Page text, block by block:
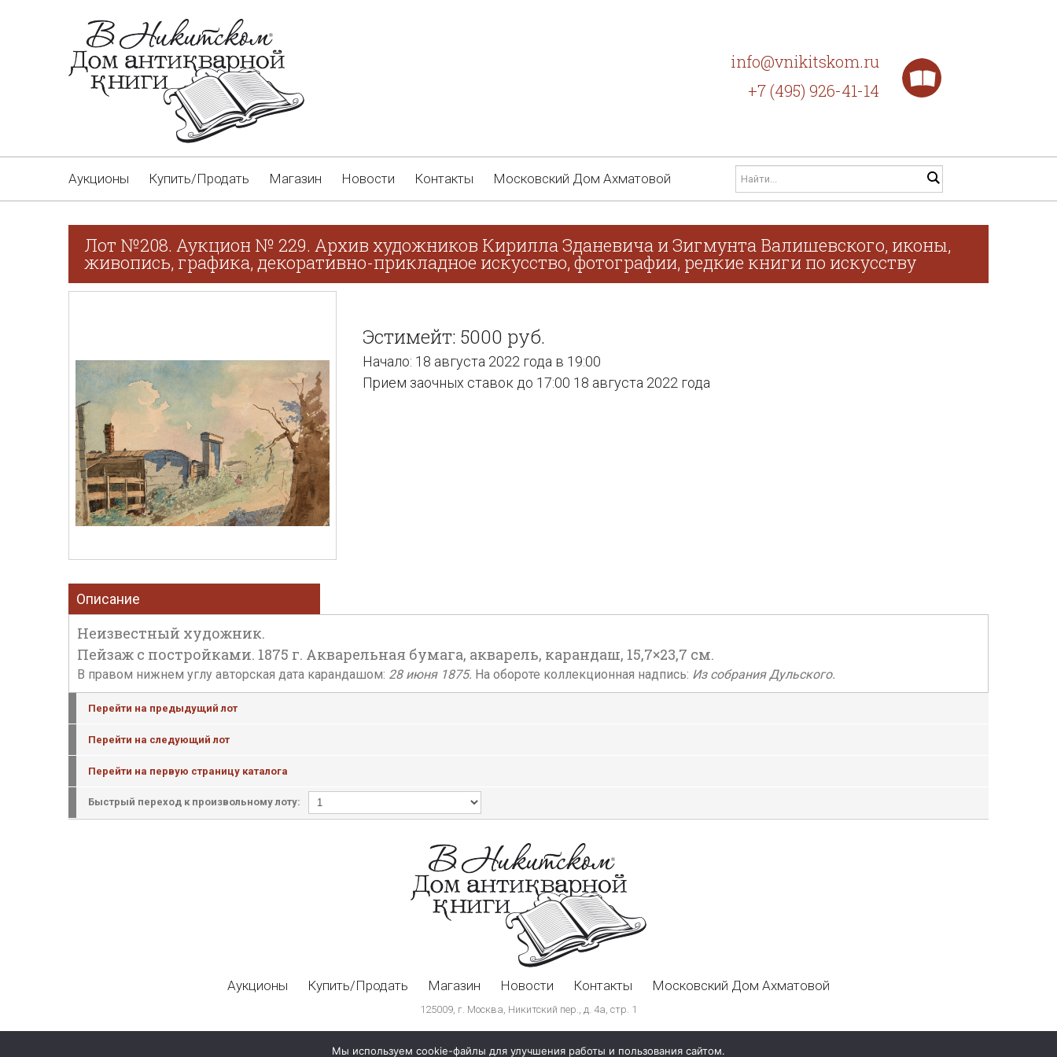
info@vnikitskom.ru
+7 (495) 926-41-14
Аукционы Купить/Продать Магазин Новости Контакты Московский Дом Ахматовой
Лот №208. Аукцион № 229. Архив художников Кирилла Зданевича и Зигмунта Валишевского, иконы,
живопись, графика, декоративно-прикладное искусство, фотографии, редкие книги по искусству
Эстимейт: 5000 руб.
Начало: 18 августа 2022 года в 19:00
Прием заочных ставок до 17:00 18 августа 2022 года
Описание
Неизвестный художник.
Пейзаж с постройками. 1875 г. Акварельная бумага, акварель, карандаш, 15,7×23,7 см.
В правом нижнем углу авторская дата карандашом: 28 июня 1875. На обороте коллекционная надпись: Из собрания Дульского.
Перейти на предыдущий лот
Перейти на следующий лот
Перейти на первую страницу каталога
Быстрый переход к произвольному лоту:
Аукционы Купить/Продать Магазин Новости Контакты Московский Дом Ахматовой
125009, г. Москва, Никитский пер., д. 4а, стр. 1
Мы используем cookie-файлы для улучшения работы и пользования сайтом.